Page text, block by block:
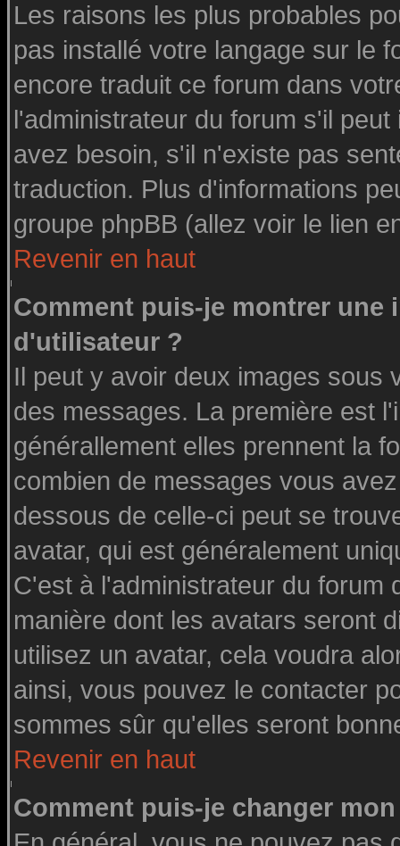
Les raisons les plus probables
pas installé votre langage sur le
encore traduit ce forum dans
l'administrateur du forum s'il
avez besoin, s'il n'existe pas
traduction. Plus d'informations
groupe phpBB (allez voir le lien
Revenir en haut
Comment puis-je montrer une
d'utilisateur ?
Il peut y avoir deux images sous
des messages. La première est
générallement elles prennent la
combien de messages vous
dessous de celle-ci peut se
avatar, qui est généralement
C'est à l'administrateur du forum
manière dont les avatars seront
utilisez un avatar, cela voudra
ainsi, vous pouvez le contacter
sommes sûr qu'elles seront
Revenir en haut
Comment puis-je changer